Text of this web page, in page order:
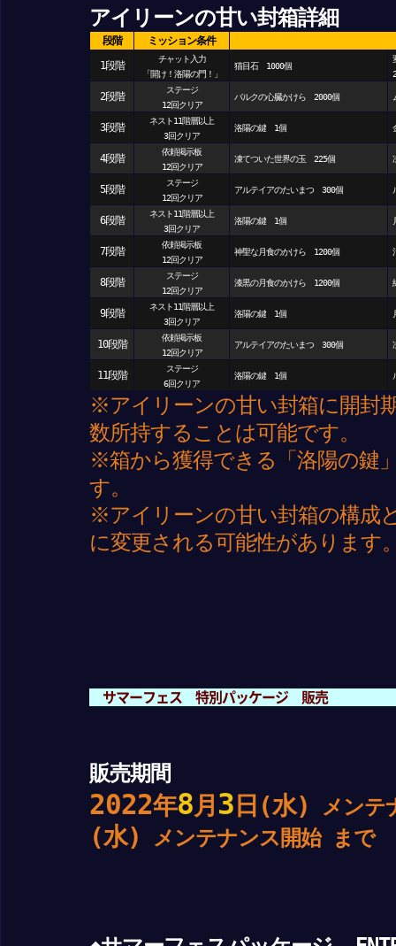
アイリーンの甘い封箱詳細
段階
ミッション条件
1段階
チャット入力
「開け！洛陽の門！」
猫目石 1000個
2段階
ステージ
12回クリア
バルクの心臓かけら 2000個
3段階
ネスト11階層以上
3回クリア
洛陽の鍵 1個
4段階
依頼掲示板
12回クリア
凍てついた世界の玉 225個
5段階
ステージ
12回クリア
アルテイアのたいまつ 300個
6段階
ネスト11階層以上
3回クリア
洛陽の鍵 1個
7段階
依頼掲示板
12回クリア
神聖な月食のかけら 1200個
8段階
ステージ
12回クリア
漆黒の月食のかけら 1200個
9段階
ネスト11階層以上
3回クリア
洛陽の鍵 1個
10段階
依頼掲示板
12回クリア
アルテイアのたいまつ 300個
11段階
ステージ
6回クリア
洛陽の鍵 1個
※アイリーンの甘い封箱に開封
数所持することは可能です。
※箱から獲得できる「洛陽の鍵
す。
※アイリーンの甘い封箱の構成
に変更される可能性があります
サマーフェス 特別パッケージ 販売
販売期間
2022年8月 3 日(水) メン
(水) メンテナンス開始 まで